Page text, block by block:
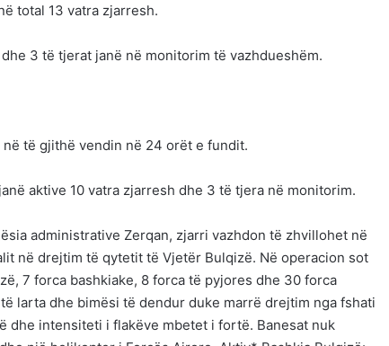
total 13 vatra zjarresh.
3 të tjerat janë në monitorim të vazhdueshëm.
të gjithë vendin në 24 orët e fundit.
aktive 10 vatra zjarresh dhe 3 të tjera në monitorim.
administrative Zerqan, zjarri vazhdon të zhvillohet në
në drejtim të qytetit të Vjetër Bulqizë. Në operacion sot
7 forca bashkiake, 8 forca të pyjores dhe 30 forca
larta dhe bimësi të dendur duke marrë drejtim nga fshati
dhe intensiteti i flakëve mbetet i fortë. Banesat nuk